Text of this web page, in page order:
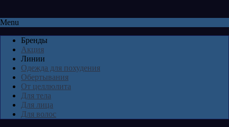
Menu
Бренды
Акция
Линии
Одежда для похудения
Обертывания
От целлюлита
Для тела
Для лица
Для волос